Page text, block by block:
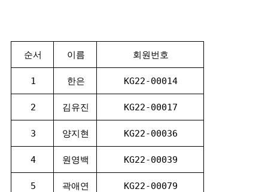
순서 이름 회원번호
1 한은 KG22-00014
2 김유진 KG22-00017
3 양지현 KG22-00036
4 원영백 KG22-00039
5 곽애연 KG22-00079